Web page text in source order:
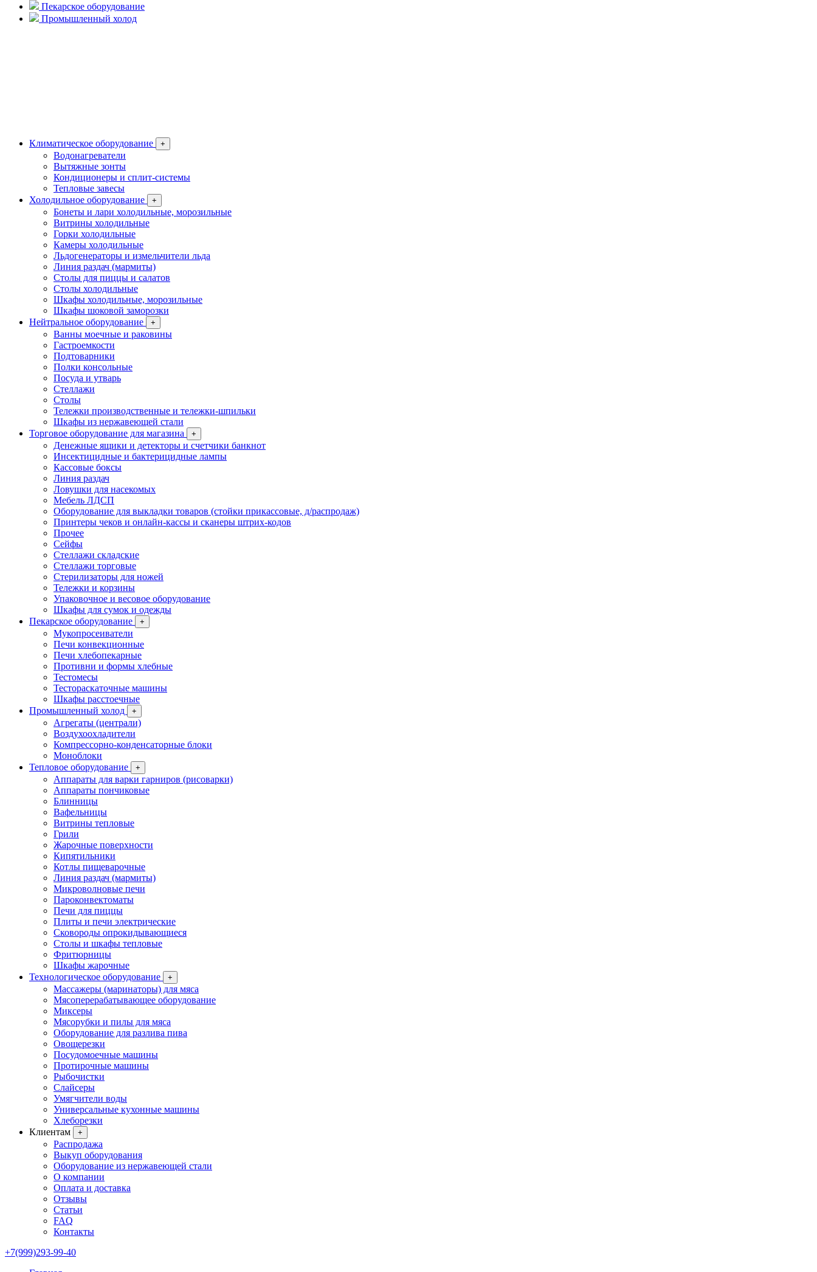
Пекарское оборудование
Промышленный холод
Климатическое оборудование +
Водонагреватели
Вытяжные зонты
Кондиционеры и сплит-системы
Тепловые завесы
Холодильное оборудование
+
Бонеты и лари холодильные, морозильные
Витрины холодильные
Горки холодильные
Камеры холодильные
Льдогенераторы и измельчители льда
Линия раздач (мармиты)
Столы для пиццы и салатов
Столы холодильные
Шкафы холодильные, морозильные
Шкафы шоковой заморозки
Нейтральное оборудование
+
Ванны моечные и раковины
Гастроемкости
Подтоварники
Полки консольные
Посуда и утварь
Стеллажи
Столы
Тележки производственные и тележки-шпильки
Шкафы из нержавеющей стали
Торговое оборудование для магазина
+
Денежные ящики и детекторы и счетчики банкнот
Инсектицидные и бактерицидные лампы
Кассовые боксы
Линия раздач
Ловушки для насекомых
Мебель ЛДСП
Оборудование для выкладки товаров (стойки прикассовые, д/распродаж)
Принтеры чеков и онлайн-кассы и сканеры штрих-кодов
Прочее
Сейфы
Стеллажи складские
Стеллажи торговые
Стерилизаторы для ножей
Тележки и корзины
Упаковочное и весовое оборудование
Шкафы для сумок и одежды
Пекарское оборудование
+
Мукопросеиватели
Печи конвекционные
Печи хлебопекарные
Противни и формы хлебные
Тестомесы
Тестораскаточные машины
Шкафы расстоечные
Промышленный холод
+
Агрегаты (централи)
Воздухоохладители
Компрессорно-конденсаторные блоки
Моноблоки
Тепловое оборудование
+
Аппараты для варки гарниров (рисоварки)
Аппараты пончиковые
Блинницы
Вафельницы
Витрины тепловые
Грили
Жарочные поверхности
Кипятильники
Котлы пищеварочные
Линия раздач (мармиты)
Микроволновые печи
Пароконвектоматы
Печи для пиццы
Плиты и печи электрические
Сковороды опрокидывающиеся
Столы и шкафы тепловые
Фритюрницы
Шкафы жарочные
Технологическое оборудование
+
Массажеры (маринаторы) для мяса
Мясоперерабатывающее оборудование
Миксеры
Мясорубки и пилы для мяса
Оборудование для разлива пива
Овощерезки
Посудомоечные машины
Протирочные машины
Рыбочистки
Слайсеры
Умягчители воды
Универсальные кухонные машины
Хлеборезки
Клиентам
+
Распродажа
Выкуп оборудования
Оборудование из нержавеющей стали
О компании
Оплата и доставка
Отзывы
Статьи
FAQ
Контакты
+7(999)293-99-40